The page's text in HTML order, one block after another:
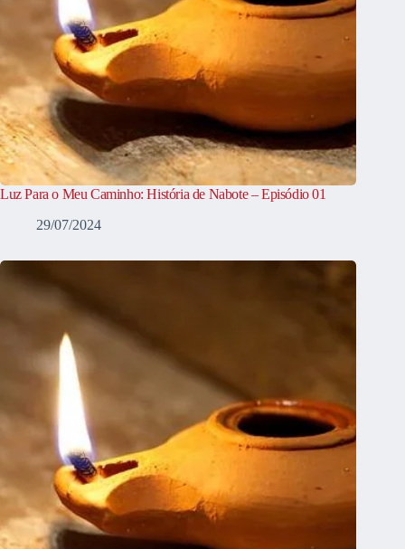
Luz Para o Meu Caminho: História de Nabote – Episódio 01
29/07/2024